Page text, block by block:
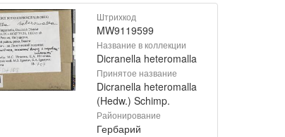
Штрихкод
MW9119599
Название в коллекции
Dicranella heteromalla
Принятое название
Dicranella heteromalla
(Hedw.) Schimp.
Районирование
Гербарий